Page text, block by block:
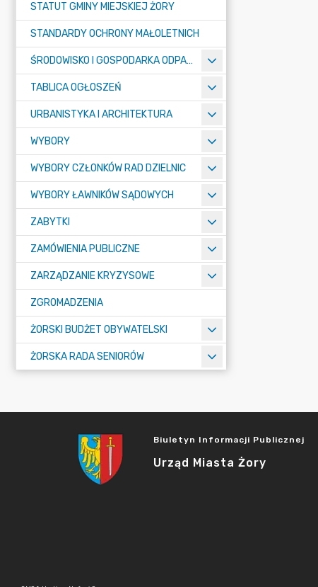
STATUT GMINY MIEJSKIEJ ŻORY
STANDARDY OCHRONY MAŁOLETNICH
ŚRODOWISKO I GOSPODARKA ODPADAMI
TABLICA OGŁOSZEŃ
URBANISTYKA I ARCHITEKTURA
WYBORY
WYBORY CZŁONKÓW RAD DZIELNIC
WYBORY ŁAWNIKÓW SĄDOWYCH
ZABYTKI
ZAMÓWIENIA PUBLICZNE
ZARZĄDZANIE KRYZYSOWE
ZGROMADZENIA
ŻORSKI BUDŻET OBYWATELSKI
ŻORSKA RADA SENIORÓW
Biuletyn Informacji Publicznej
Urząd Miasta Żory